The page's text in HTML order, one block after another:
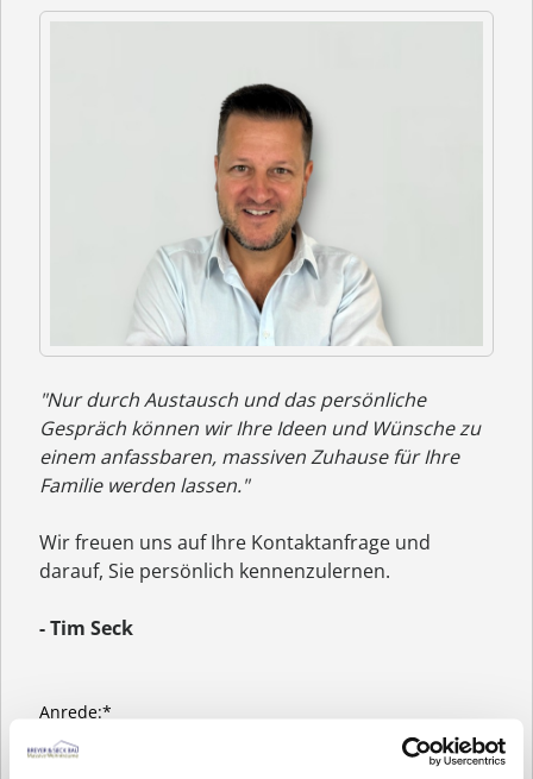
"Nur durch Austausch und das persönliche
Gespräch können wir Ihre Ideen und Wünsche zu
einem anfassbaren, massiven Zuhause für Ihre
Familie werden lassen."
Wir freuen uns auf Ihre Kontaktanfrage und
darauf, Sie persönlich kennenzulernen.
- Tim Seck
Anrede:*